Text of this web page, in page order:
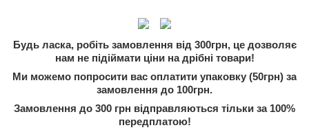
Будь ласка, робіть замовлення від 300грн, це дозволяє
нам не підіймати ціни на дрібні товари!
Ми можемо попросити вас оплатити упаковку (50грн) за
замовлення до 100грн.
Замовлення до 300 грн відправляються тільки за 100%
передплатою!